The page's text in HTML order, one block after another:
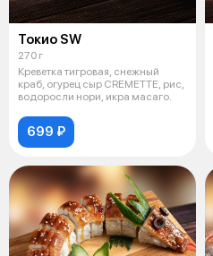
Токио SW
270 г
Креветка тигровая, снежный
краб, огурец сыр CREMETTE, рис,
водоросли нори, икра масаго.
699 ₽